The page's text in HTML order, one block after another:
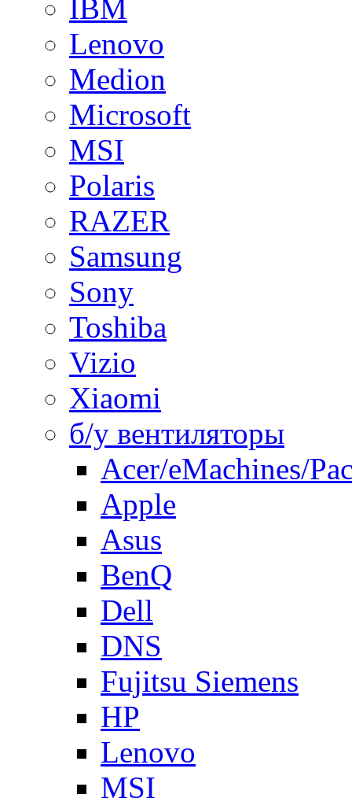
IBM
Lenovo
Medion
Microsoft
MSI
Polaris
RAZER
Samsung
Sony
Toshiba
Vizio
Xiaomi
б/у вентиляторы
Acer/eMachines/
Apple
Asus
BenQ
Dell
DNS
Fujitsu Siemens
HP
Lenovo
MSI